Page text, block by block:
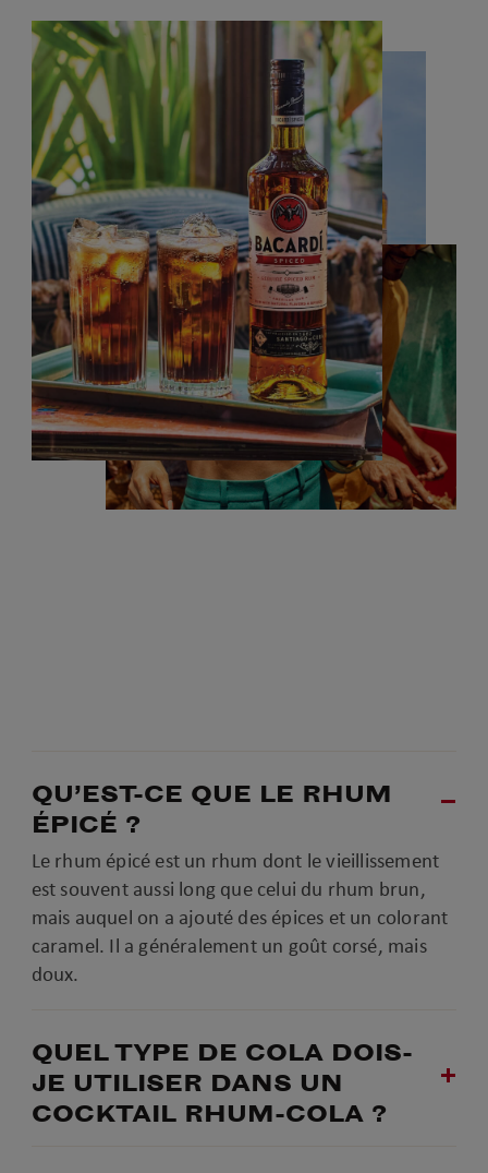
QU’EST-CE QUE LE RHUM
ÉPICÉ ?
Le rhum épicé est un rhum dont le vieillissement
est souvent aussi long que celui du rhum brun,
mais auquel on a ajouté des épices et un colorant
caramel. Il a généralement un goût corsé, mais
doux.
QUEL TYPE DE COLA DOIS-
JE UTILISER DANS UN
COCKTAIL RHUM-COLA ?